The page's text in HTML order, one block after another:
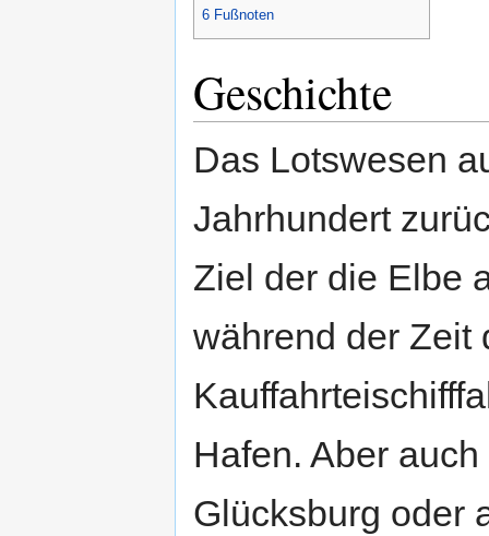
6 Fußnoten
Geschichte
Das Lotswesen
Jahrhundert
Ziel der die Elbe
während der Zeit
Hafen. Aber
Glücksburg oder